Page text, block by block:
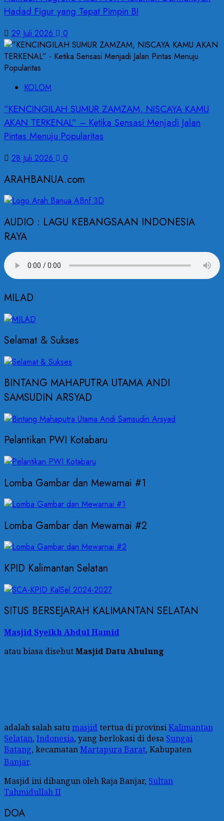
Hadad Figur yang Tepat Pimpin BI
29 Juli 2026 0
KOLOM
”KENCINGILAH SUMUR ZAMZAM, NISCAYA KAMU
AKAN TERKENAL” – Ketika Sensasi Menjadi Jalan
Pintas Menuju Popularitas
28 Juli 2026 0
ARAHBANUA.com
AUDIO : LAGU KEBANGSAAN INDONESIA
RAYA
MILAD
Selamat & Sukses
BINTANG MAHAPUTRA UTAMA ANDI
SAMSUDIN ARSYAD
Pelantikan PWI Kotabaru
Lomba Gambar dan Mewarnai #1
Lomba Gambar dan Mewarnai #2
KPID Kalimantan Selatan
SITUS BERSEJARAH KALIMANTAN SELATAN
Masjid Syeikh Abdul Hamid
atau biasa disebutMasjid Datu Abulung
adalah salah satumasjidtertua di provinsiKalimantan
Selatan, Indonesia, yang berlokasi di desa Sungai
Batang, kecamatanMartapura Barat, Kabupaten
Banjar.
Masjid ini dibangun oleh Raja Banjar, Sultan
Tahmidullah II
DOA